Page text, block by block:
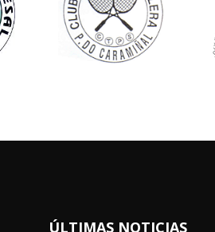
ÚLTIMAS NOTICIAS